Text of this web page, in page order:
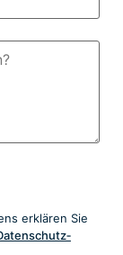
erklären Sie